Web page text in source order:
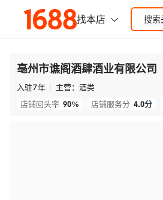
亳州市谯阁酒肆酒业有限公司
入驻7年 主营： 酒类
店铺回头率 90% 店铺服务分 4.0分